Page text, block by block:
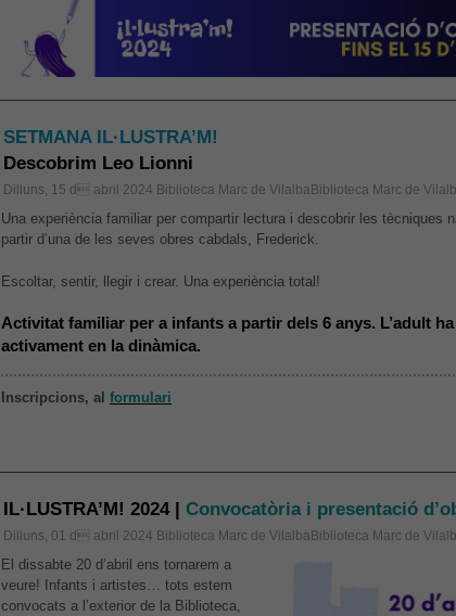
SETMANA IL·LUSTRA’M!
Descobrim Leo Lionni
Dilluns, 15 d abril 2024 Biblioteca Marc de VilalbaBiblioteca Marc de
Una experiència familiar per compartir lectura i descobrir les tècniques
partir d’una de les seves obres cabdals, Frederick.
Escoltar, sentir, llegir i crear. Una experiència total!
Activitat familiar per a infants a partir dels 6 anys. L’adult
activament en la dinàmica.
Inscripcions, alformulari
IL·LUSTRA’M! 2024 |Convocatòria i presentació
Dilluns, 01 d abril 2024 Biblioteca Marc de VilalbaBiblioteca Marc de
El dissabte 20 d’abril ens tornarem a
veure! Infants i artistes… tots estem
convocats a l’exterior de la Biblioteca,